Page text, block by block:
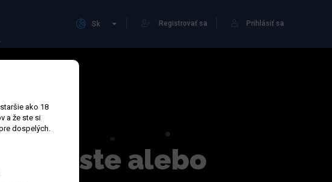
Prihlásiť sa
Registrovať sa
Sk
meste alebo
ako 18
a že ste si
dospelých.